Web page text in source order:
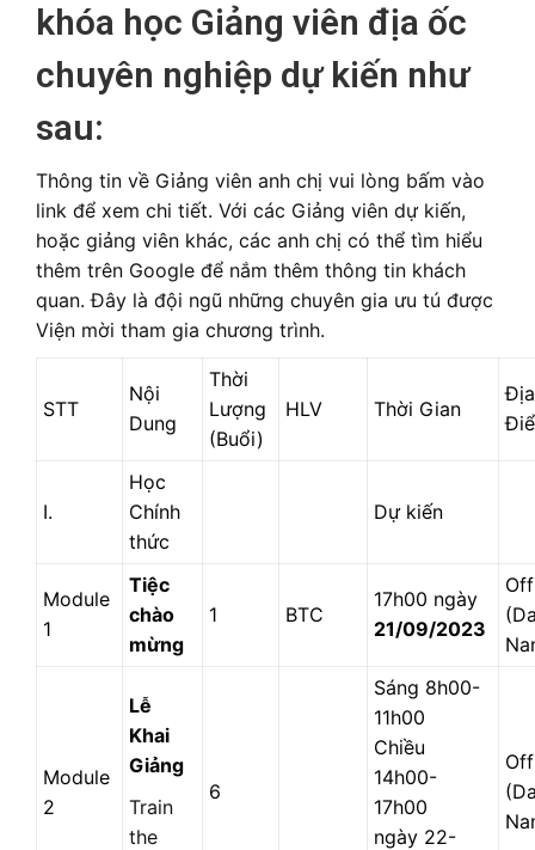
khóa học Giảng viên địa ốc
chuyên nghiệp dự kiến như
sau:
Thông tin về Giảng viên anh chị vui lòng bấm vào
link để xem chi tiết. Với các Giảng viên dự kiến,
hoặc giảng viên khác, các anh chị có thể tìm hiểu
thêm trên Google để nắm thêm thông tin khách
quan. Đây là đội ngũ những chuyên gia ưu tú được
Viện mời tham gia chương trình.
STT
Nội
Dung
Thời
Lượng
(Buổi)
HLV Thời Gian
Địa
I.
Học
Chính
thức
Dự kiến
Module
1
Tiệc
chào
mừng
1 BTC
17h00 ngày
21/09/2023
Module
2
Lễ
Khai
Giảng
Train
the
6
Sáng 8h00-
11h00
Chiều
14h00-
17h00
ngày 22-